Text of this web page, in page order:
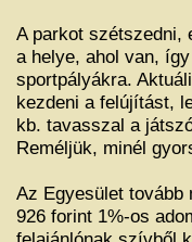
A parkot szétszedni,
a helye, ahol van,
sportpályákra.
kezdeni a felújítást,
kb. tavasszal a
Reméljük, minél
Az Egyesület tovább
926 forint 1%-os